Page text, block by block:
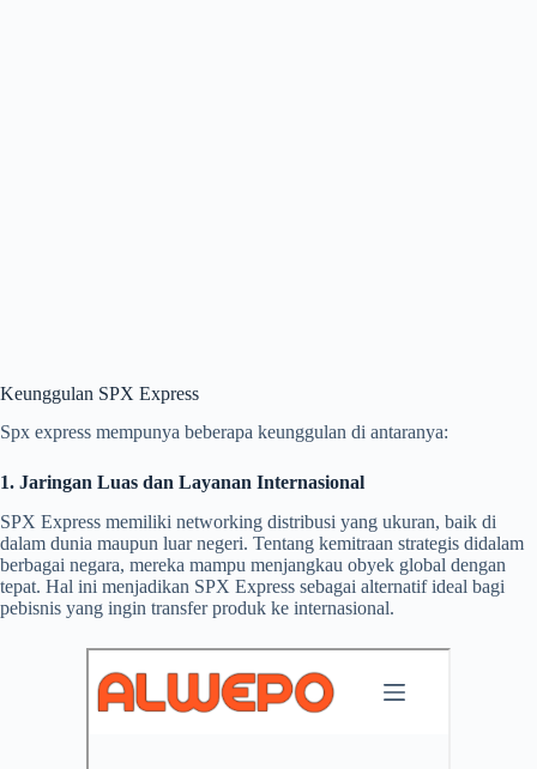
Keunggulan SPX Express
Spx express mempunya beberapa keunggulan di antaranya:
1. Jaringan Luas dan Layanan Internasional
SPX Express memiliki networking distribusi yang ukuran, baik di
dalam dunia maupun luar negeri. Tentang kemitraan strategis didalam
berbagai negara, mereka mampu menjangkau obyek global dengan
tepat. Hal ini menjadikan SPX Express sebagai alternatif ideal bagi
pebisnis yang ingin transfer produk ke internasional.